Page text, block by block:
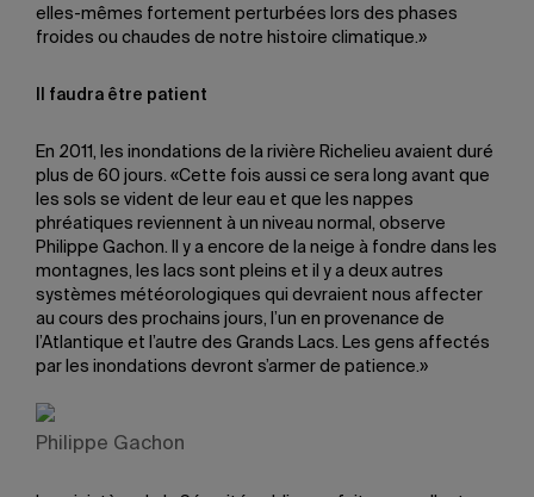
elles-mêmes fortement perturbées lors des phases
froides ou chaudes de notre histoire climatique.»
Il faudra être patient
En 2011, les inondations de la rivière Richelieu avaient duré
plus de 60 jours. «Cette fois aussi ce sera long avant que
les sols se vident de leur eau et que les nappes
phréatiques reviennent à un niveau normal, observe
Philippe Gachon. Il y a encore de la neige à fondre dans les
montagnes, les lacs sont pleins et il y a deux autres
systèmes météorologiques qui devraient nous affecter
au cours des prochains jours, l’un en provenance de
l’Atlantique et l’autre des Grands Lacs. Les gens affectés
par les inondations devront s’armer de patience.»
Philippe Gachon